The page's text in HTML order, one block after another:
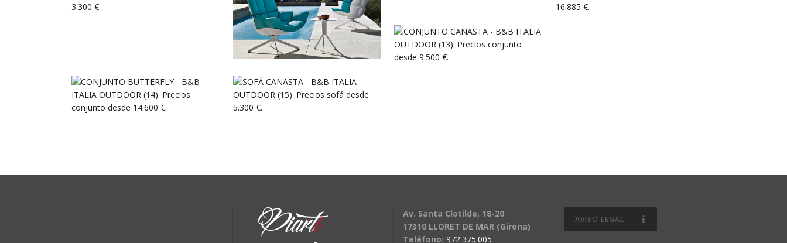
Av. Santa Clotilde, 18-20
17310 LLORET DE MAR (Girona)
Teléfono: 972.375.005
AVISO LEGAL